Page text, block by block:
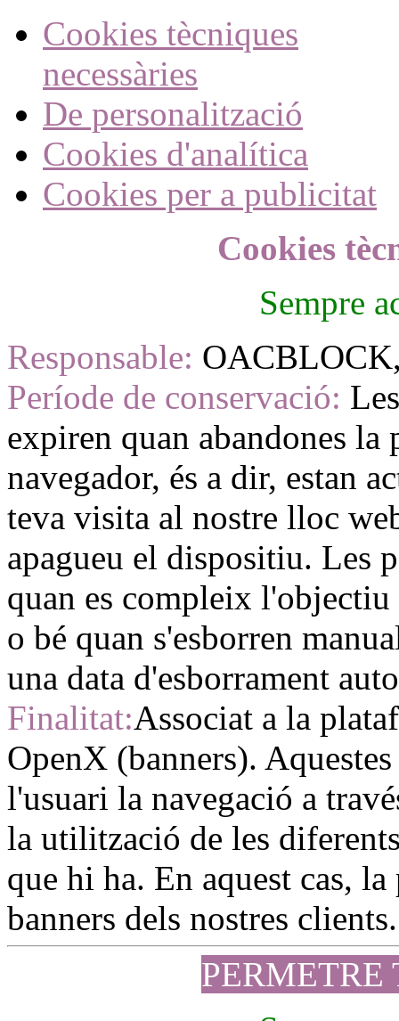
Cookies tècniques
necessàries
De personalització
Cookies d'analítica
Cookies per a publicitat
Cookies
Sempre
Responsable:
Període de conservació:
expiren quan abandones la
navegador, és a dir, estan
teva visita al nostre lloc
apagueu el dispositiu. Les
quan es compleix
o bé quan s'esborren
una data d'esborrament
Finalitat:Associat a la
OpenX (banners).
l'usuari la navegació a
la utilització de les
que hi ha. En aquest cas,
banners dels nostres clients.
PERMETRE